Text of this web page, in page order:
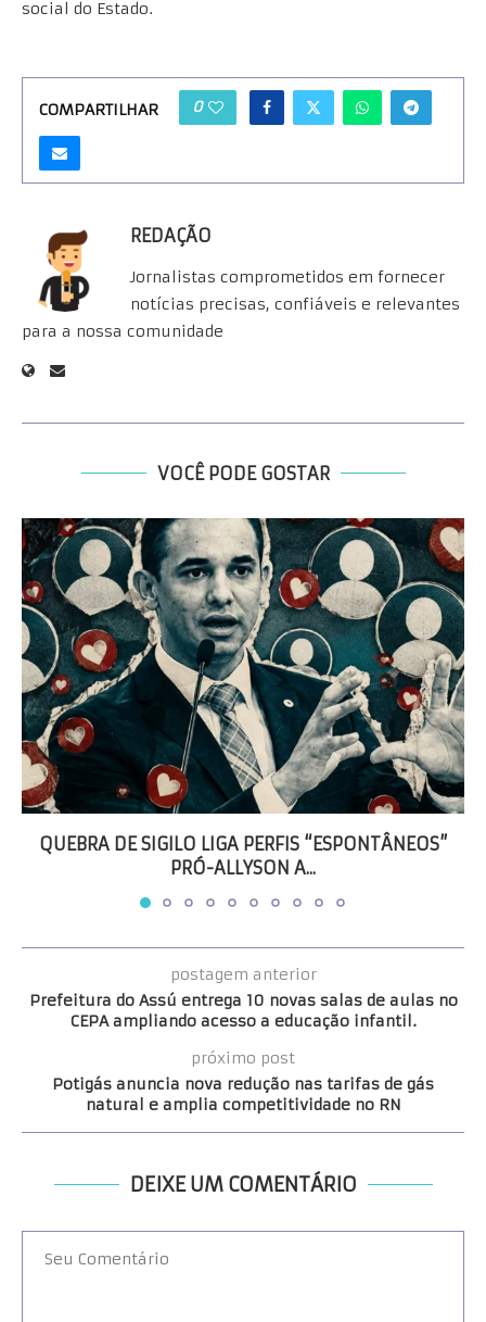
social do Estado.
COMPARTILHAR 0
REDAÇÃO
Jornalistas comprometidos em fornecer
notícias precisas, confiáveis e relevantes
para a nossa comunidade
VOCÊ PODE GOSTAR
QUEBRA DE SIGILO LIGA PERFIS “ESPONTÂNEOS”
PRÓ-ALLYSON A...
postagem anterior
Prefeitura do Assú entrega 10 novas salas de aulas no
CEPA ampliando acesso a educação infantil.
próximo post
Potigás anuncia nova redução nas tarifas de gás
natural e amplia competitividade no RN
DEIXE UM COMENTÁRIO